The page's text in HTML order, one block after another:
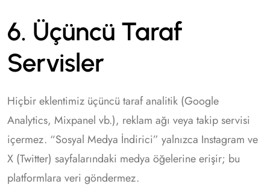
6. Üçüncü Taraf
Servisler
Hiçbir eklentimiz üçüncü taraf analitik (Google
Analytics, Mixpanel vb.), reklam ağı veya takip servisi
içermez. “Sosyal Medya İndirici” yalnızca Instagram ve
X (Twitter) sayfalarındaki medya öğelerine erişir; bu
platformlara veri göndermez.